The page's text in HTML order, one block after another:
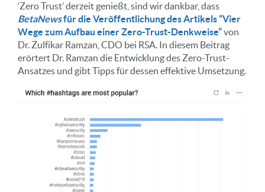
‘Zero Trust’ derzeit genießt, sind wir dankbar, dass
BetaNewsfür die Veröffentlichung des Artikels “Vier
Wege zum Aufbau einer Zero-Trust-Denkweise”von
Dr. Zulfikar Ramzan, CDO bei RSA. In diesem Beitrag
erörtert Dr. Ramzan die Entwicklung des Zero-Trust-
Ansatzes und gibt Tipps für dessen effektive Umsetzung.